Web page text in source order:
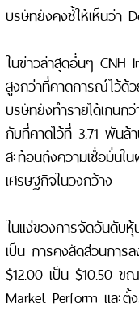
บริษัทยังคงชี้ให้เห็นว่า
ในข่าวล่าสุดอื่นๆ CNH
สูงกว่าที่คาดการณ์ไว้ด้
บริษัทยังทํารายได้เกิน
กับที่คาดไว้ที่ 3.71 พัน
สะท้อนถึงความเชื่อมั่นใ
เศรษฐกิจในวงกว้าง
ในแง่ของการจัดอันดับ
เป็น การคงสัดส่วนการ
$12.00 เป็น $10.50 ข
Market Perform และตั้